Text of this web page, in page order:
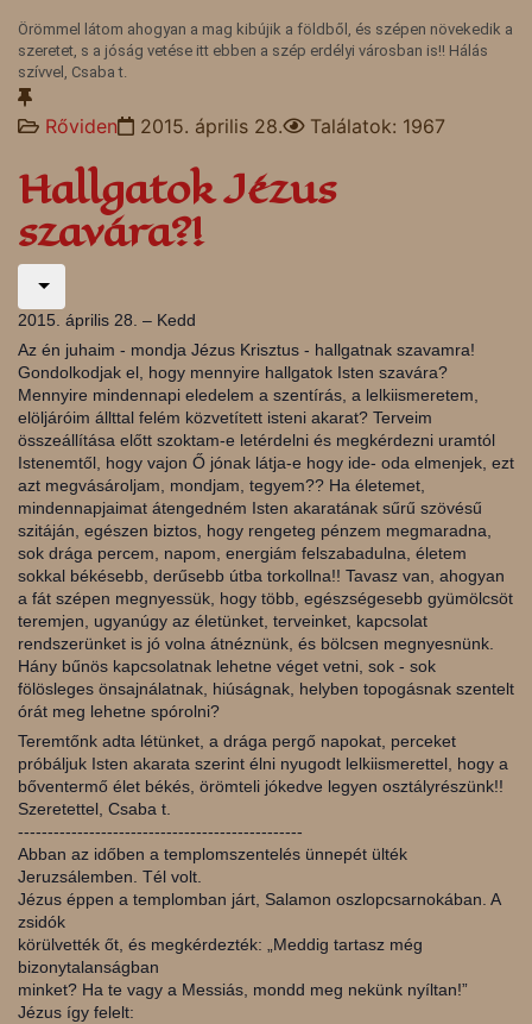
Örömmel látom ahogyan a mag kibújik a földből, és szépen növekedik a
szeretet, s a jóság vetése itt ebben a szép erdélyi városban is!! Hálás
szívvel, Csaba t.
Rőviden 2015. április 28. Találatok: 1967
Hallgatok Jézus
szavára?!
2015. április 28. – Kedd
Az én juhaim - mondja Jézus Krisztus - hallgatnak szavamra!
Gondolkodjak el, hogy mennyire hallgatok Isten szavára?
Mennyire mindennapi eledelem a szentírás, a lelkiismeretem,
elöljáróim állttal felém közvetített isteni akarat? Terveim
összeállítása előtt szoktam-e letérdelni és megkérdezni uramtól
Istenemtől, hogy vajon Ő jónak látja-e hogy ide- oda elmenjek, ezt
azt megvásároljam, mondjam, tegyem?? Ha életemet,
mindennapjaimat átengedném Isten akaratának sűrű szövésű
szitáján, egészen biztos, hogy rengeteg pénzem megmaradna,
sok drága percem, napom, energiám felszabadulna, életem
sokkal békésebb, derűsebb útba torkollna!! Tavasz van, ahogyan
a fát szépen megnyessük, hogy több, egészségesebb gyümölcsöt
teremjen, ugyanúgy az életünket, terveinket, kapcsolat
rendszerünket is jó volna átnéznünk, és bölcsen megnyesnünk.
Hány bűnös kapcsolatnak lehetne véget vetni, sok - sok
fölösleges önsajnálatnak, hiúságnak, helyben topogásnak szentelt
órát meg lehetne spórolni?
Teremtőnk adta létünket, a drága pergő napokat, perceket
próbáljuk Isten akarata szerint élni nyugodt lelkiismerettel, hogy a
bőventermő élet békés, örömteli jókedve legyen osztályrészünk!!
Szeretettel, Csaba t.
------------------------------------------------
Abban az időben a templomszentelés ünnepét ülték
Jeruzsálemben. Tél volt.
Jézus éppen a templomban járt, Salamon oszlopcsarnokában. A
zsidók
körülvették őt, és megkérdezték: „Meddig tartasz még
bizonytalanságban
minket? Ha te vagy a Messiás, mondd meg nekünk nyíltan!”
Jézus így felelt: